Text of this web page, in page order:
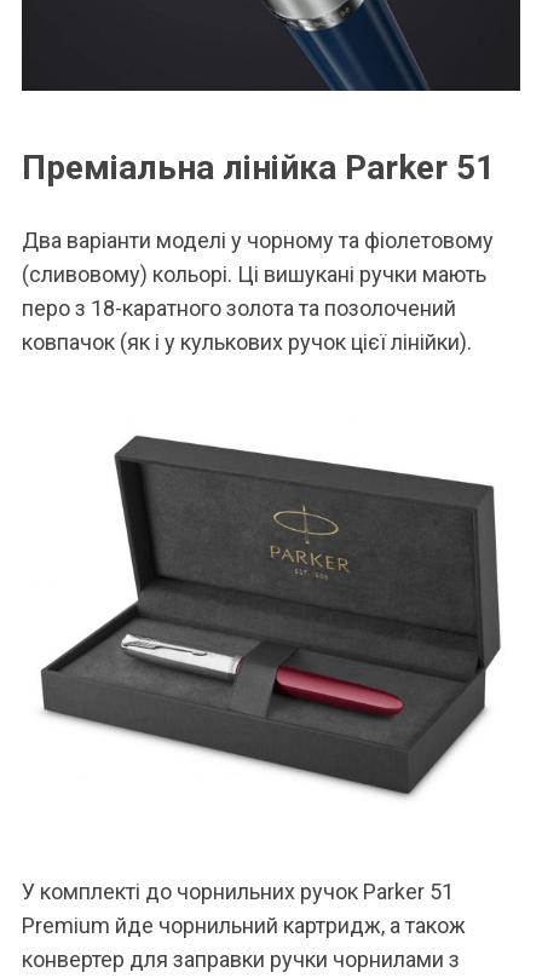
Преміальна лінійка Parker 51
Два варіанти моделі у чорному та фіолетовому
(сливовому) кольорі. Ці вишукані ручки мають
перо з 18-каратного золота та позолочений
ковпачок (як і у кулькових ручок цієї лінійки).
У комплекті до чорнильних ручок Parker 51
Premium йде чорнильний картридж, а також
конвертер для заправки ручки чорнилами з